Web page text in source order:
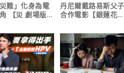
難」化身為電
【災 劇場版】
丹尼爾戴路易斯父子
合作電影【銀蓮花】
播推薦